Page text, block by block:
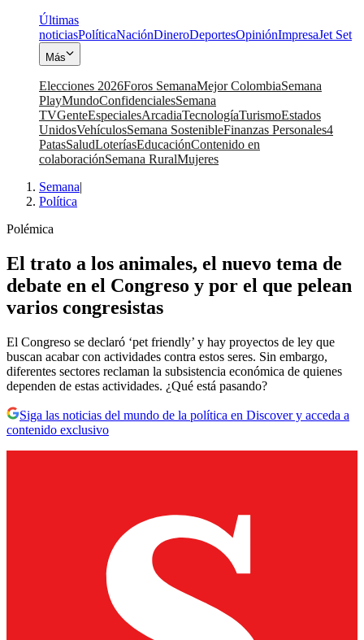
Últimas
noticiasPolíticaNaciónDineroDeportesOpiniónImpresaJet Set
Más
Elecciones 2026Foros SemanaMejor ColombiaSemana
PlayMundoConfidencialesSemana
TVGenteEspecialesArcadiaTecnologíaTurismoEstados
UnidosVehículosSemana SostenibleFinanzas Personales4
PatasSaludLoteríasEducaciónContenido en
colaboraciónSemana RuralMujeres
Semana|
Política
Polémica
El trato a los animales, el nuevo tema de
debate en el Congreso y por el que pelean
varios congresistas
El Congreso se declaró ‘pet friendly’ y hay proyectos de ley que
buscan acabar con actividades contra estos seres. Sin embargo,
diferentes sectores reclaman la subsistencia económica de quienes
dependen de estas actividades. ¿Qué está pasando?
Siga las noticias del mundo de la política en Discover y acceda a
contenido exclusivo